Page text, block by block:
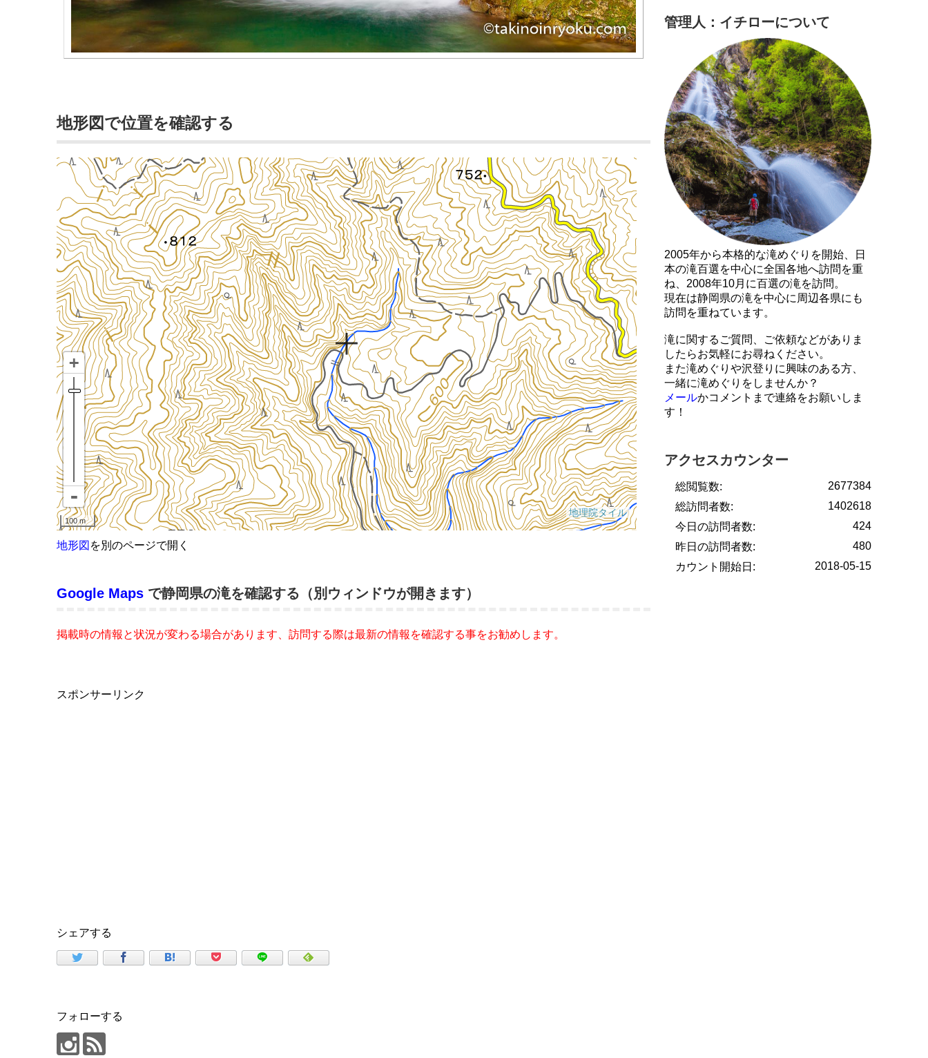
地形図で位置を確認する
地形図 を別のページで開く
Google Maps で静岡県の滝を確認する（別ウィンドウが開きます）
掲載時の情報と状況が変わる場合があります、訪問する際は最新の情報を確認する事をお勧めします。
スポンサーリンク
シェアする
フォローする
管理人：イチローについて
2005年から本格的な滝めぐりを開始、日
本の滝百選を中心に全国各地へ訪問を重
ね、2008年10月に百選の滝を訪問。
現在は静岡県の滝を中心に周辺各県にも
訪問を重ねています。
滝に関するご質問、ご依頼などがありま
したらお気軽にお尋ねください。
また滝めぐりや沢登りに興味のある方、
一緒に滝めぐりをしませんか？
メールかコメントまで連絡をお願いしま
す！
アクセスカウンター
2677384
総閲覧数:
1402618
総訪問者数:
424
今日の訪問者数:
480
昨日の訪問者数:
2018-05-15
カウント開始日: